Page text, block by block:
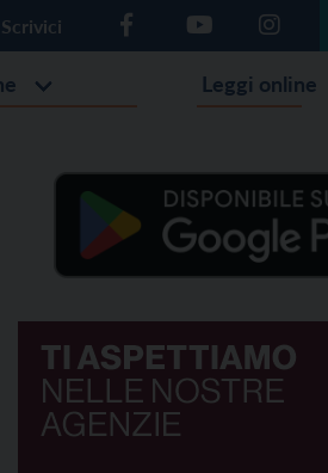
Scrivici
Leggi online